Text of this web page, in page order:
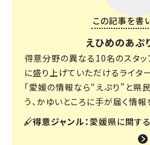
この記事を書
えひめのあぷ
得意分野の異なる10名のスタッ
に盛り上げていただけるライタ
「愛媛の情報なら“えぷり”と県
う、かゆいところに手が届く情報
得意ジャンル： 愛媛県に関す